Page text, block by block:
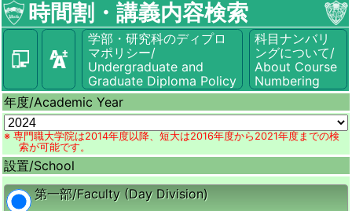
時間割・講義内容検索
学部・研究科のディプロ
マポリシー/
Undergraduate and
Graduate Diploma Policy
科目ナンバリ
ングについて/
About Course
Numbering
年度/Academic Year
※ 専門職大学院は2014年度以降、短大は2016年度から2021年度までの検
索が可能です。
設置/School
第一部/Faculty (Day Division)